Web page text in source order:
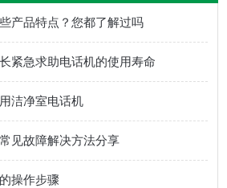
产品特点？您都了解过吗
紧急求助电话机的使用寿命
洁净室电话机
见故障解决方法分享
操作步骤